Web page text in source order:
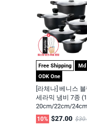
Free Shipping
ODK One
[라체나] 베니스
세라믹 냄비 7종
20cm/22cm/
m/28cm/36cm)미
최저가보장, 품질
10% $27.00